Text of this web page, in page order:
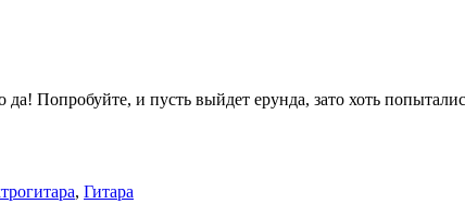
Попробуйте, и пусть выйдет ерунда, зато хоть
, Гитара